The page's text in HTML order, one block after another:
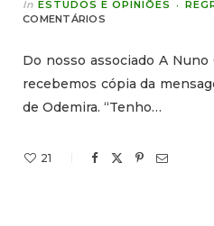
In ESTUDOS E OPINIÕES
COMENTÁRIOS
Do nosso associado A
recebemos cópia da
de Odemira. “Tenho…
21